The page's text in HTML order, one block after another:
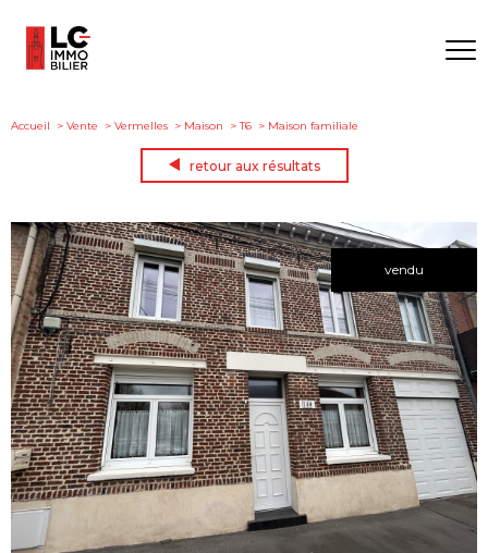
Accueil Vente Vermelles Maison T6 Maison familiale
retour aux résultats
vendu